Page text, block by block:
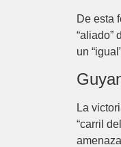
De esta
“aliado”
un
La
“carril